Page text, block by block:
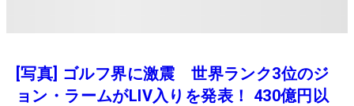
[写真] ゴルフ界に激震 世界ランク3位のジ
ョン・ラームがLIV入りを発表！ 430億円以